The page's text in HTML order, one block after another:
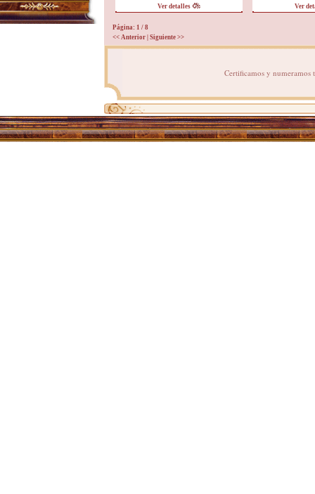
Ver detalles Ver
Página: 1 / 8
<< Anterior Siguiente >>
Certificamos y numeramos